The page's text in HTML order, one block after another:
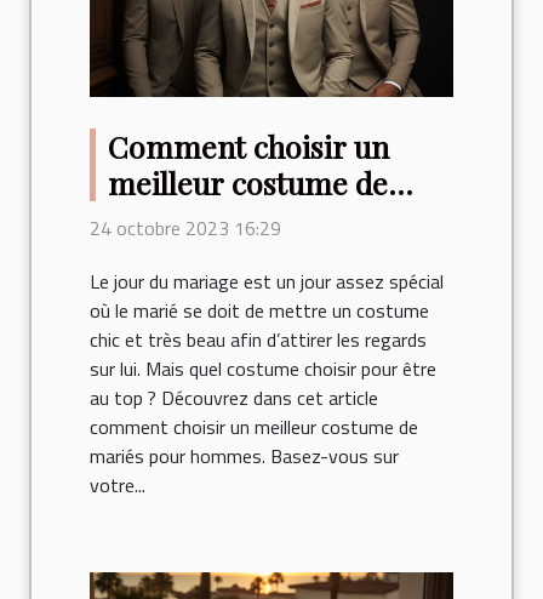
Comment choisir un
meilleur costume de
mariés pour hommes ?
24 octobre 2023 16:29
Le jour du mariage est un jour assez spécial
où le marié se doit de mettre un costume
chic et très beau afin d’attirer les regards
sur lui. Mais quel costume choisir pour être
au top ? Découvrez dans cet article
comment choisir un meilleur costume de
mariés pour hommes. Basez-vous sur
votre...